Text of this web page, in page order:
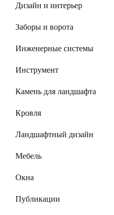
Дизайн и интерьер
Заборы и ворота
Инженерные системы
Инструмент
Камень для ландшафта
Кровля
Ландшафтный дизайн
Мебель
Окна
Публикации